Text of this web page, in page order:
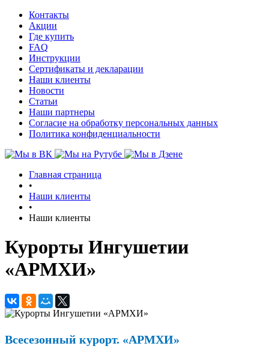
Контакты
Акции
Где купить
FAQ
Инструкции
Сертификаты и декларации
Наши клиенты
Новости
Статьи
Наши партнеры
Согласие на обработку персональных данных
Политика конфиденциальности
Главная страница
•
Наши клиенты
•
Наши клиенты
Курорты Ингушетии
«АРМХИ»
Всесезонный курорт. «АРМХИ»